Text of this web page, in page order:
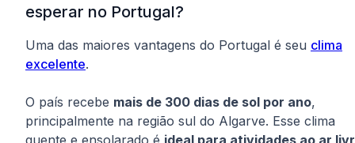
esperar no Portugal?
Uma das maiores vantagens do Portugal é seu clima
excelente.
O país recebe mais de 300 dias de sol por ano,
principalmente na região sul do Algarve. Esse clima
quente e ensolarado é ideal para atividades ao ar